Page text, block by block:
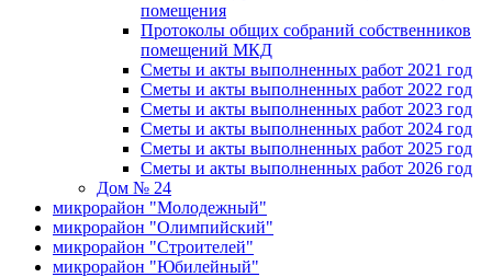
помещения
Протоколы общих собраний собственников
помещений МКД
Сметы и акты выполненных работ 2021 год
Сметы и акты выполненных работ 2022 год
Сметы и акты выполненных работ 2023 год
Сметы и акты выполненных работ 2024 год
Сметы и акты выполненных работ 2025 год
Сметы и акты выполненных работ 2026 год
Дом № 24
микрорайон "Молодежный"
микрорайон "Олимпийский"
микрорайон "Строителей"
микрорайон "Юбилейный"